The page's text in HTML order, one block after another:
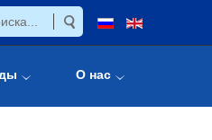
О нас